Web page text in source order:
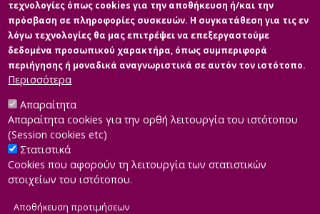
κινδύνου στον αγροτικό τομέα και συγκεκριμένα στο χώρο
άσκησης των γεωργικών δραστηριοτήτων (πρωτογενής τομέας
παραγωγής). Ο αγροτικός τομέας παραγωγής αποτελεί για τη
χώρα μας δυναμική συνιστώσα που επιδρά στην οικονομική
ανάπτυξη και στο βιοτικό επίπεδο του ανθρώπινου δυναμικού
της υπαίθρου. Όμως, όπως ...
τεχνολογίες όπως cookies για την αποθήκευση ή/και την
πρόσβαση σε πληροφορίες συσκευών. Η συγκατάθεση για τις εν
λόγω τεχνολογίες θα μας επιτρέψει να επεξεργαστούμε
δεδομένα προσωπικού χαρακτήρα, όπως συμπεριφορά
περιήγησης ή μοναδικά αναγνωριστικά σε αυτόν τον ιστότοπο.
Περισσότερα
Απαραίτητα
Απαραίτητα cookies για την ορθή λειτουργία του ιστότοπου
(Session cookies etc)
Στατιστικά
Cookies που αφορούν τη λειτουργία των στατιστικών
στοιχείων του ιστότοπου.
Αποθήκευση προτιμήσεων